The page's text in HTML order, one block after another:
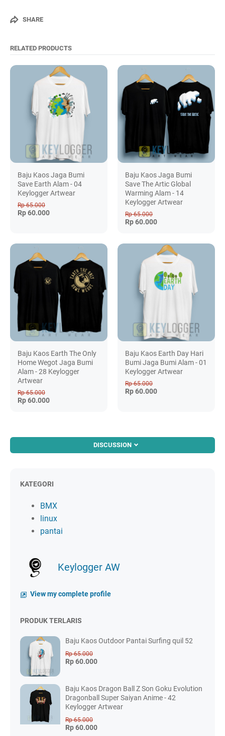
SHARE
RELATED PRODUCTS
Baju Kaos Jaga Bumi
Save Earth Alam - 04
Keylogger Artwear
Rp 65.000
Rp 60.000
Baju Kaos Jaga Bumi
Save The Artic Global
Warming Alam - 14
Keylogger Artwear
Rp 65.000
Rp 60.000
Baju Kaos Earth The Only
Home Wegot Jaga Bumi
Alam - 28 Keylogger
Artwear
Rp 65.000
Rp 60.000
Baju Kaos Earth Day Hari
Bumi Jaga Bumi Alam - 01
Keylogger Artwear
Rp 65.000
Rp 60.000
DISCUSSION
KATEGORI
BMX
linux
pantai
Keylogger AW
View my complete profile
PRODUK TERLARIS
Baju Kaos Outdoor Pantai Surfing quil 52
Rp 65.000
Rp 60.000
Baju Kaos Dragon Ball Z Son Goku Evolution
Dragonball Super Saiyan Anime - 42
Keylogger Artwear
Rp 65.000
Rp 60.000